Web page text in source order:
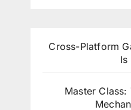
Cross-Platform
Is
Master Class: